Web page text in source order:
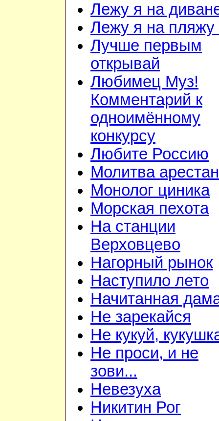
Лежу я на
Лежу я на пляжу
Лучше первым
открывай
Любимец Муз!
Комментарий к
одноимённому
конкурсу
Любите Россию
Молитва
Монолог циника
Морская пехота
На станции
Верховцево
Нагорный рынок
Наступило лето
Начитанная
Не зарекайся
Не кукуй,
Не проси, и не
зови...
Невезуха
Никитин Рог